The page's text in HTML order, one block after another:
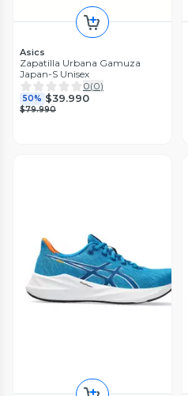
Asics
Zapatilla Urbana Gamuza
Japan-S Unisex
0(0)
50% $39.990
$79.990